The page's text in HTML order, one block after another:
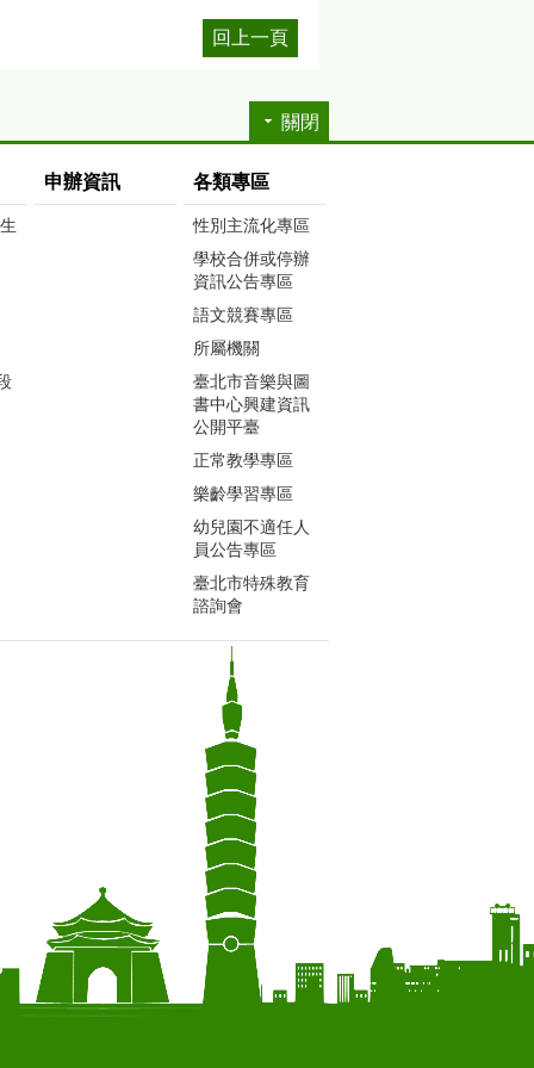
回上一頁
關閉
申辦資訊 各類專區
性別主流化專區
學校合併或停辦
資訊公告專區
語文競賽專區
所屬機關
臺北市音樂與圖
書中心興建資訊
公開平臺
正常教學專區
樂齡學習專區
幼兒園不適任人
員公告專區
臺北市特殊教育
諮詢會